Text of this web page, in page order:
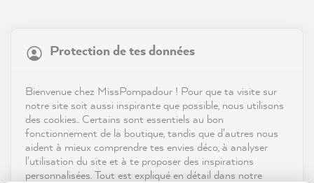
Boutique
Service
Contact
Télécharger l'appli
Protection de tes données
Bienvenue chez MissPompadour ! Pour que ta visite sur
notre site soit aussi inspirante que possible, nous utilisons
des cookies.. Certains sont essentiels au bon
fonctionnement de la boutique, tandis que d'autres nous
aident à mieux comprendre tes envies déco, à analyser
l'utilisation du site et à te proposer des inspirations
personnalisées. Tout est expliqué en détail dans notre
reviews-io